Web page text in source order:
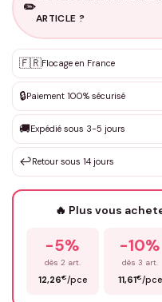
✏️
ARTICLE ?
✨ Personnalisation sur
Votre texte / idée*
🇫🇷Flocage en France
🔒Paiement 100% sécurisé
🚚Expédié sous 3-5 jours
↩️Retour sous 14 jours
🔥 Plus vous
-5%
dès 2 art.
12,26€/pce
-10%
dès 3 art.
11,61€/pce